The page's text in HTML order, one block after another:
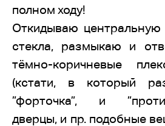
полном ходу!
Откидываю центральную
стекла, размыкаю и
тёмно-коричневые
(кстати, в который
”форточка”, и
дверцы, и пр. подобные